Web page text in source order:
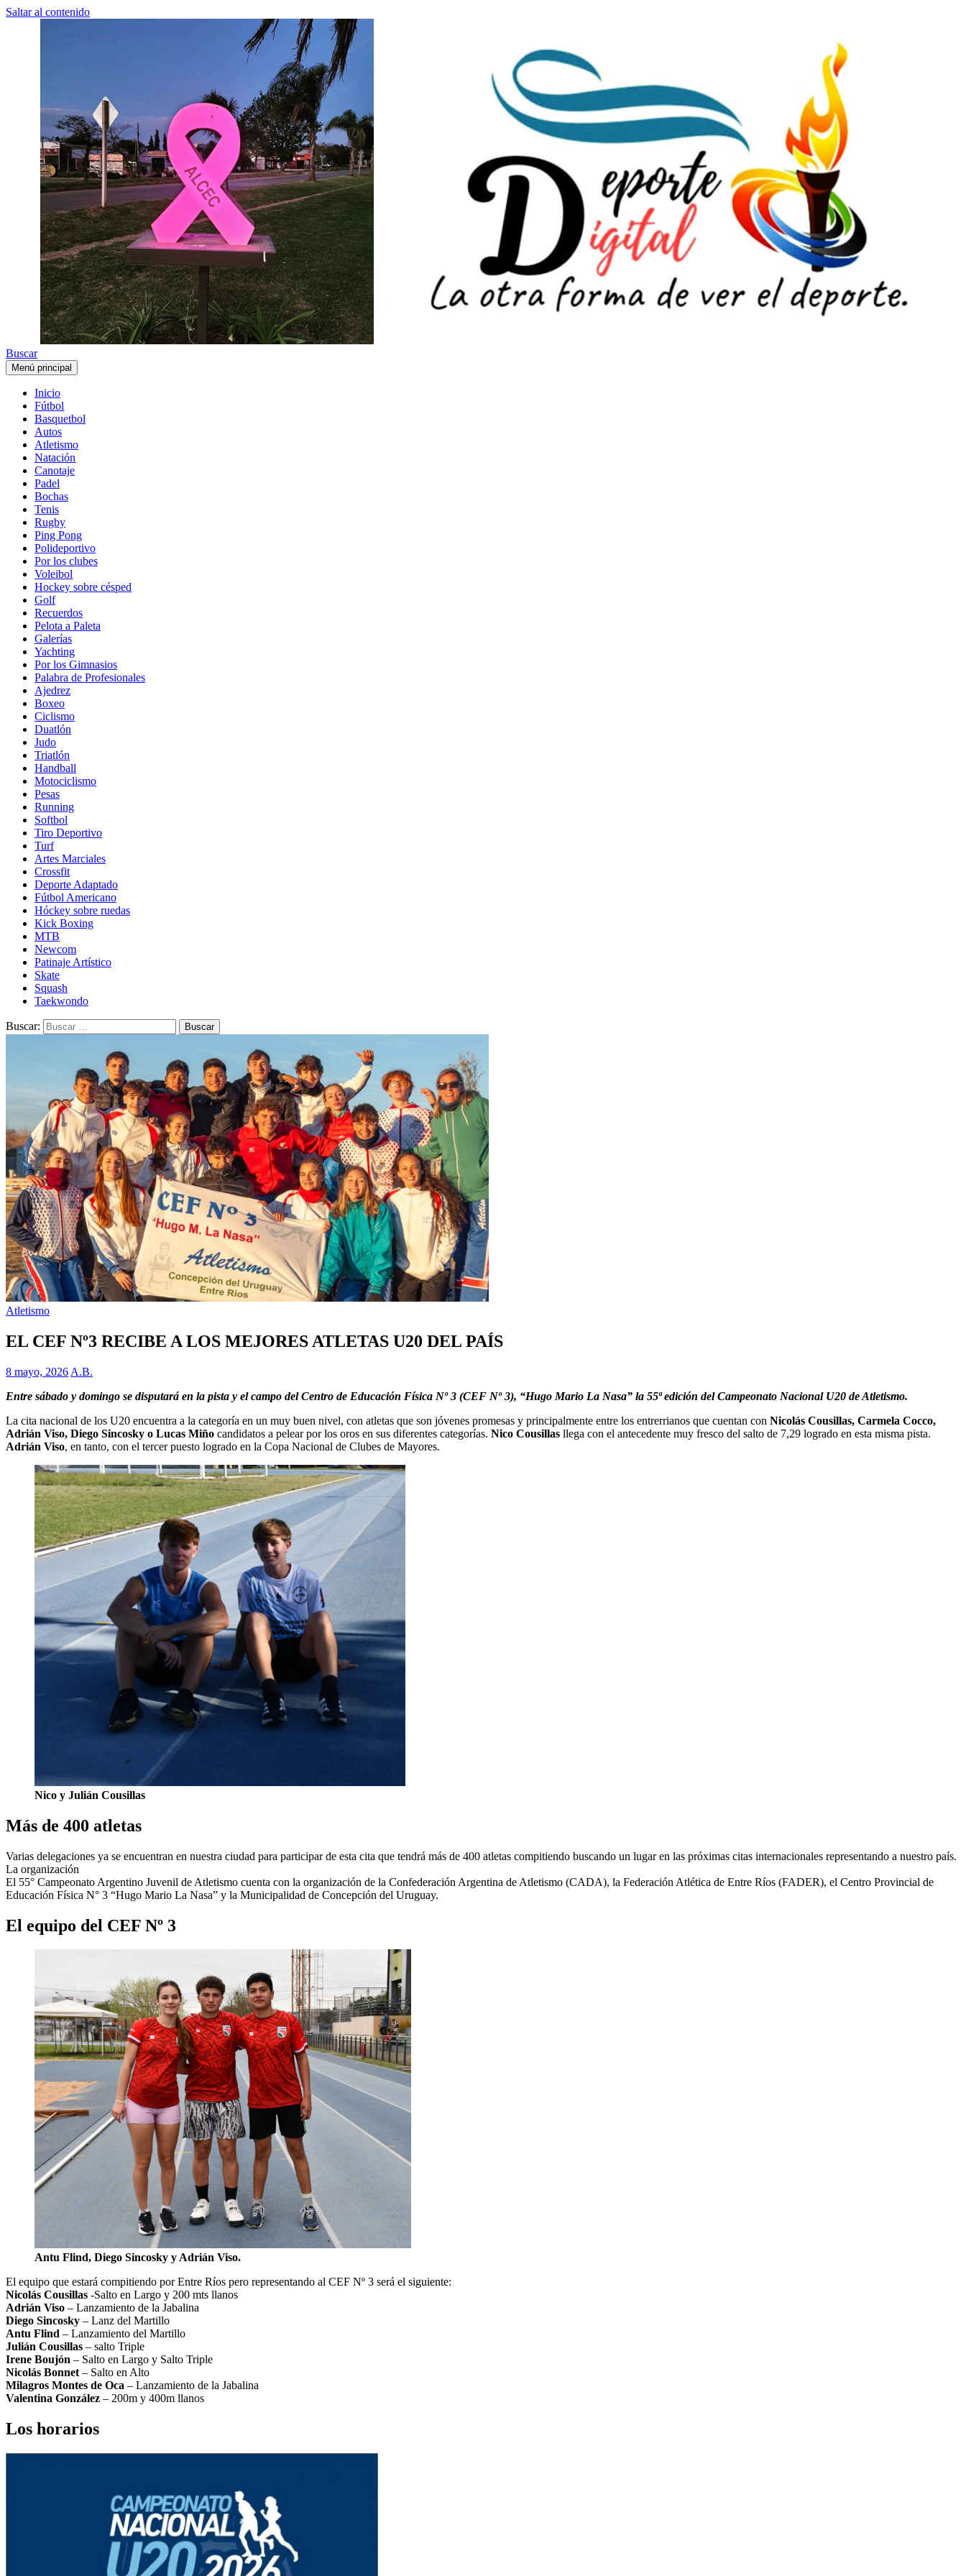
Saltar al contenido
Buscar
Menú principal
Inicio
Fútbol
Basquetbol
Autos
Atletismo
Natación
Canotaje
Padel
Bochas
Tenis
Rugby
Ping Pong
Polideportivo
Por los clubes
Voleibol
Hockey sobre césped
Golf
Recuerdos
Pelota a Paleta
Galerías
Yachting
Por los Gimnasios
Palabra de Profesionales
Ajedrez
Boxeo
Ciclismo
Duatlón
Judo
Triatlón
Handball
Motociclismo
Pesas
Running
Softbol
Tiro Deportivo
Turf
Artes Marciales
Crossfit
Deporte Adaptado
Fútbol Americano
Hóckey sobre ruedas
Kick Boxing
MTB
Newcom
Patinaje Artístico
Skate
Squash
Taekwondo
Buscar:
Atletismo
EL CEF Nº3 RECIBE A LOS MEJORES ATLETAS U20 DEL PAÍS
8 mayo, 2026 A.B.
Entre sábado y domingo se disputará en la pista y el campo del Centro de Educación Física Nº 3 (CEF Nº 3), “Hugo Mario La Nasa” la 55ª edición del Campeonato Nacional U20 de Atletismo.
La cita nacional de los U20 encuentra a la categoría en un muy buen nivel, con atletas que son jóvenes promesas y principalmente entre los entrerrianos que cuentan con Nicolás Cousillas, Carmela Cocco,
Adrián Viso, Diego Sincosky o Lucas Miño candidatos a pelear por los oros en sus diferentes categorías. Nico Cousillas llega con el antecedente muy fresco del salto de 7,29 logrado en esta misma pista.
Adrián Viso, en tanto, con el tercer puesto logrado en la Copa Nacional de Clubes de Mayores.
Nico y Julián Cousillas
Más de 400 atletas
Varias delegaciones ya se encuentran en nuestra ciudad para participar de esta cita que tendrá más de 400 atletas compitiendo buscando un lugar en las próximas citas internacionales representando a nuestro país.
La organización
El 55° Campeonato Argentino Juvenil de Atletismo cuenta con la organización de la Confederación Argentina de Atletismo (CADA), la Federación Atlética de Entre Ríos (FADER), el Centro Provincial de
Educación Física N° 3 “Hugo Mario La Nasa” y la Municipalidad de Concepción del Uruguay.
El equipo del CEF Nº 3
Antu Flind, Diego Sincosky y Adrián Viso.
El equipo que estará compitiendo por Entre Ríos pero representando al CEF Nº 3 será el siguiente:
Nicolás Cousillas -Salto en Largo y 200 mts llanos
Adrián Viso – Lanzamiento de la Jabalina
Diego Sincosky – Lanz del Martillo
Antu Flind – Lanzamiento del Martillo
Julián Cousillas – salto Triple
Irene Boujón – Salto en Largo y Salto Triple
Nicolás Bonnet– Salto en Alto
Milagros Montes de Oca – Lanzamiento de la Jabalina
Valentina González – 200m y 400m llanos
Los horarios